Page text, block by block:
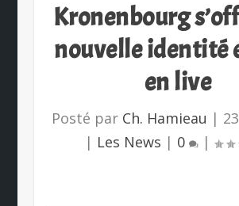
Kronenbourg
nouvelle identité
en live
Posté par Ch. Hamieau |
| Les News | 0 |